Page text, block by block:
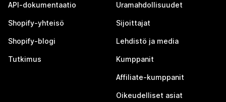
API-dokumentaatio
Shopify-yhteisö
Shopify-blogi
Tutkimus
Uramahdollisuudet
Sijoittajat
Lehdistö ja media
Kumppanit
Affiliate-kumppanit
Oikeudelliset asiat